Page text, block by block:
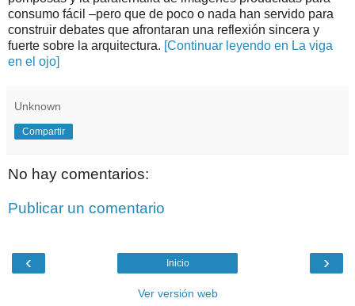
consumo fácil –pero que de poco o nada han servido para
construir debates que afrontaran una reflexión sincera y
fuerte sobre la arquitectura. [Continuar leyendo en La viga
en el ojo]
Unknown
Compartir
No hay comentarios:
Publicar un comentario
‹ ›
Inicio
Ver versión web